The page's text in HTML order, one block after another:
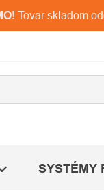
Tovar skladom
SYSTÉMY